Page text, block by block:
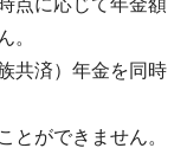
点に応じて年金額
。
共済）年金を同時
とができません。